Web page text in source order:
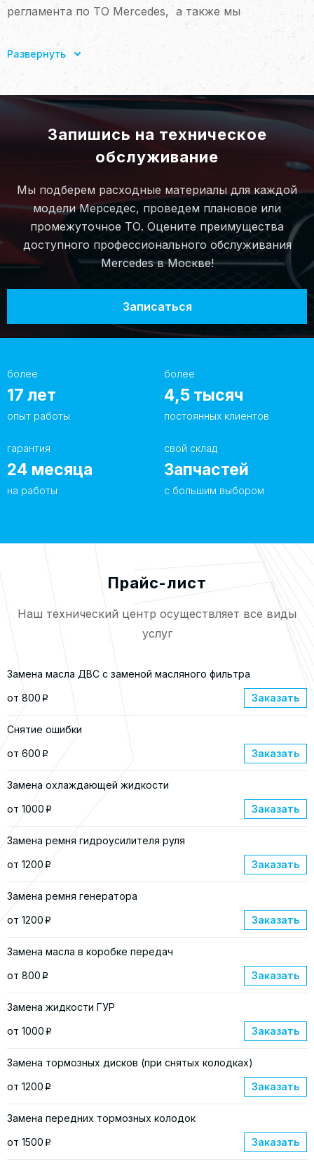
регламента по ТО Mercedes, а также мы
авто, уход за лакокрасочным покрытием,
техобслуживание, или сделать только замену
масла в ДВС и всех фильтров.
Мы предлагаем несколько вариантов расходных
материалов — оригинальные запчасти либо их
контрактные аналоги. Независимо от сложности
работ, мы сделаем обслуживание вашего
Мерседеса высококачественно и на высоком
профессиональном уровне. На все виды
выполненных работ нами предоставляется
Развернуть
Запишись на техническое
обслуживание
Мы подберем расходные материалы для каждой
модели Мерседес, проведем плановое или
промежуточное ТО. Оцените преимущества
доступного профессионального обслуживания
Mercedes в Москве!
Записаться
более
17 лет
опыт работы
более
4,5 тысяч
постоянных клиентов
гарантия
24 месяца
на работы
свой склад
Запчастей
с большим выбором
Прайс-лист
Наш технический центр осуществляет все виды
услуг
Замена масла ДВС с заменой масляного фильтра
от 800 p Заказать
Снятие ошибки
от 600 p Заказать
Замена охлаждающей жидкости
от 1000 p Заказать
Замена ремня гидроусилителя руля
от 1200 p Заказать
Замена ремня генератора
от 1200 p Заказать
Замена масла в коробке передач
от 800 p Заказать
Замена жидкости ГУР
от 1000 p Заказать
Замена тормозных дисков (при снятых колодках)
от 1200 p Заказать
Замена передних тормозных колодок
от 1500 p Заказать